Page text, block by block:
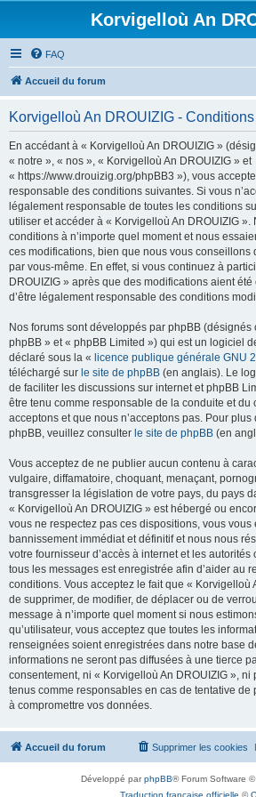
Korvigelloù An
FAQ
Accueil du forum
Korvigelloù An DROUIZIG - Conditions
En accédant à « Korvigelloù An DROUIZIG »
« notre », « nos », « Korvigelloù An DROUIZIG » et
« https://www.drouizig.org/phpBB3 »), vous
responsable des conditions suivantes. Si vous
légalement responsable de toutes les conditions
utiliser et accéder à « Korvigelloù An DROUIZIG
conditions à n’importe quel moment et nous
ces modifications, bien que nous vous conseillons
par vous-même. En effet, si vous continuez à
DROUIZIG » après que des modifications aient
d’être légalement responsable des conditions
Nos forums sont développés par phpBB (désignés
phpBB » et « phpBB Limited ») qui est un logiciel
déclaré sous la « licence publique générale GNU
téléchargé sur le site de phpBB (en anglais). Le
de faciliter les discussions sur internet et phpBB
être tenu comme responsable de la conduite et du
acceptons et que nous n’acceptons pas. Pour plus
phpBB, veuillez consulter le site de phpBB (en
Vous acceptez de ne publier aucun contenu à
vulgaire, diffamatoire, choquant, menaçant,
transgresser la législation de votre pays, du pays
« Korvigelloù An DROUIZIG » est hébergé ou
vous ne respectez pas ces dispositions, vous vous
bannissement immédiat et définitif et nous nous
votre fournisseur d’accès à internet et les autorités
tous les messages est enregistrée afin d’aider au
conditions. Vous acceptez le fait que « Korvigelloù
de supprimer, de modifier, de déplacer ou de
message à n’importe quel moment si nous
qu’utilisateur, vous acceptez que toutes les
renseignées soient enregistrées dans notre base
informations ne seront pas diffusées à une tierce
consentement, ni « Korvigelloù An DROUIZIG », ni
tenus comme responsables en cas de tentative
à compromettre vos données.
Accueil du forum Supprimer les cookies
Développé parphpBB® Forum Software
Traduction française officielle ©